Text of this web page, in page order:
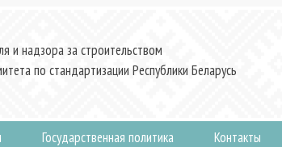
и надзора за строительством
по стандартизации Республики Беларусь
Государственная политика Контакты